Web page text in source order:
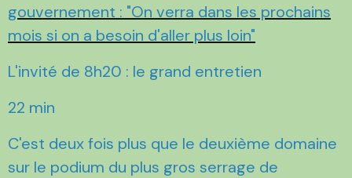
gouvernement : "On verra dans les prochains
mois si on a besoin d'aller plus loin"
L'invité de 8h20 : le grand entretien
22 min
C'est deux fois plus que le deuxième domaine
sur le podium du plus gros serrage de